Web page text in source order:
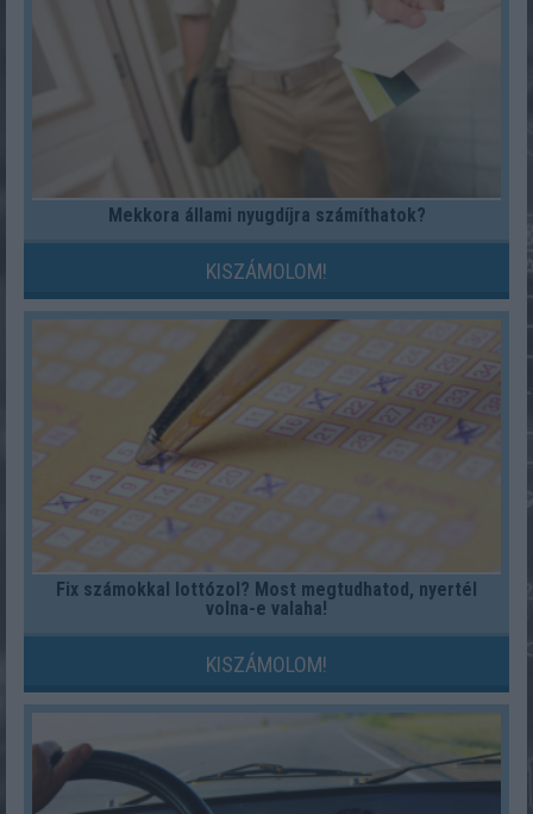
Mekkora állami nyugdíjra számíthatok?
KISZÁMOLOM!
Fix számokkal lottózol? Most megtudhatod, nyertél
volna-e valaha!
KISZÁMOLOM!